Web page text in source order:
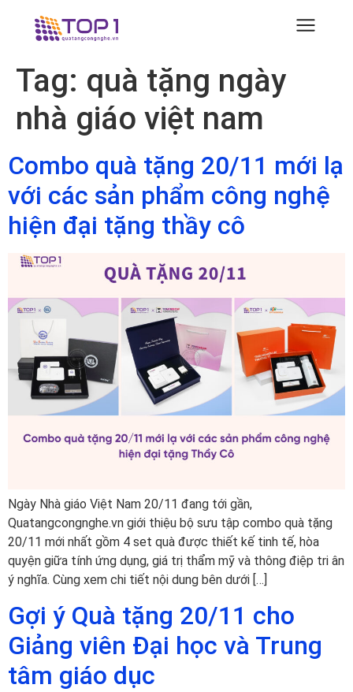
Tag: quà tặng ngày
nhà giáo việt nam
Combo quà tặng 20/11 mới lạ
với các sản phẩm công nghệ
hiện đại tặng thầy cô
Ngày Nhà giáo Việt Nam 20/11 đang tới gần,
Quatangcongnghe.vn giới thiệu bộ sưu tập combo quà tặng
20/11 mới nhất gồm 4 set quà được thiết kế tinh tế, hòa
quyện giữa tính ứng dụng, giá trị thẩm mỹ và thông điệp tri ân
ý nghĩa. Cùng xem chi tiết nội dung bên dưới […]
Gợi ý Quà tặng 20/11 cho
Giảng viên Đại học và Trung
tâm giáo dục